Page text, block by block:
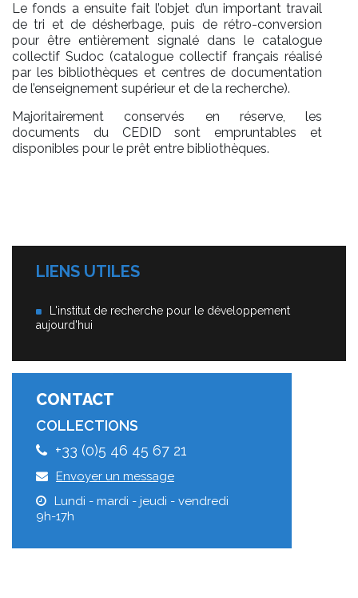
Le fonds a ensuite fait l’objet d’un important travail
de tri et de désherbage, puis de rétro-conversion
pour être entièrement signalé dans le catalogue
collectif Sudoc (catalogue collectif français réalisé
par les bibliothèques et centres de documentation
de l’enseignement supérieur et de la recherche).
Majoritairement conservés en réserve, les
documents du CEDID sont empruntables et
disponibles pour le prêt entre bibliothèques.
LIENS UTILES
L'institut de recherche pour le développement
aujourd'hui
CONTACT
COLLECTIONS
+33 (0)5 46 45 67 21
Envoyer un message
Lundi - mardi - jeudi - vendredi
9h-17h